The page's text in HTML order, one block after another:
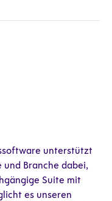
unterstützt
und Branche dabei,
Suite mit
es unseren